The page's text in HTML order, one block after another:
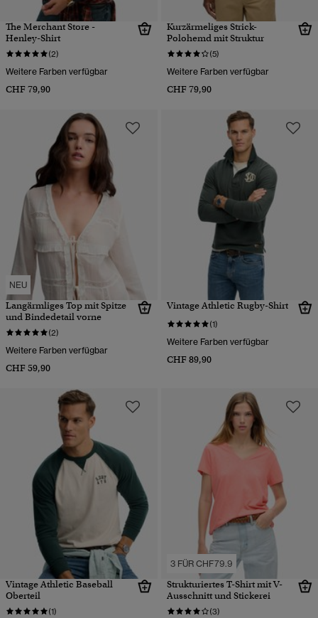
The Merchant Store -
Henley-Shirt
(2)
Weitere Farben verfügbar
CHF 79,90
Kurzärmeliges Strick-
Polohemd mit Struktur
(5)
Weitere Farben verfügbar
CHF 79,90
NEU
Langärmliges Top mit Spitze
und Bindedetail vorne
(2)
Weitere Farben verfügbar
CHF 59,90
Vintage Athletic Rugby-Shirt
(1)
Weitere Farben verfügbar
CHF 89,90
Vintage Athletic Baseball
Oberteil
(1)
3 FÜR CHF79.9
Strukturiertes T-Shirt mit V-
Ausschnitt und Stickerei
(3)